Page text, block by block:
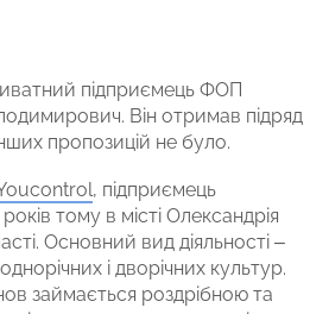
підприємець ФОП
Він отримав підряд
пропозицій не було.
, підприємець
тому в місті Олександрія
Основний вид діяльності –
і дворічних культур.
займається роздрібною та